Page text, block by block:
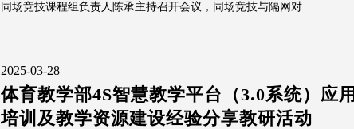
同场竞技课程组负责人陈承主持召开会议，同场竞技与隔网对...
2025-03-28
体育教学部4S智慧教学平台（3.0系统）应用
培训及教学资源建设经验分享教研活动